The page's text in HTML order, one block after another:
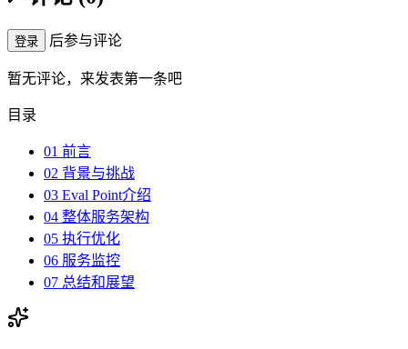
登录 后参与评论
暂无评论，来发表第一条吧
目录
01 前言
02 背景与挑战
03 Eval Point介绍
04 整体服务架构
05 执行优化
06 服务监控
07 总结和展望